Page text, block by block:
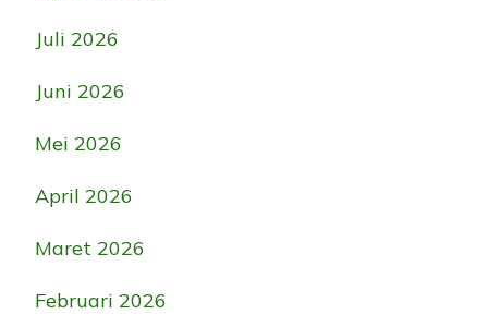
Juli 2026
Juni 2026
Mei 2026
April 2026
Maret 2026
Februari 2026